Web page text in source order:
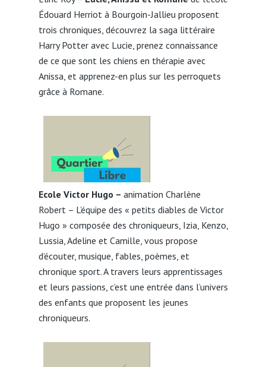
Édouard Herriot à Bourgoin-Jallieu proposent
trois chroniques, découvrez la saga littéraire
Harry Potter avec Lucie, prenez connaissance
de ce que sont les chiens en thérapie avec
Anissa, et apprenez-en plus sur les perroquets
grâce à Romane.
Ecole Victor Hugo – animation Charlène
Robert – L’équipe des « petits diables de Victor
Hugo » composée des chroniqueurs, Izia, Kenzo,
Lussia, Adeline et Camille, vous propose
d’écouter, musique, fables, poèmes, et
chronique sport. A travers leurs apprentissages
et leurs passions, c’est une entrée dans l’univers
des enfants que proposent les jeunes
chroniqueurs.